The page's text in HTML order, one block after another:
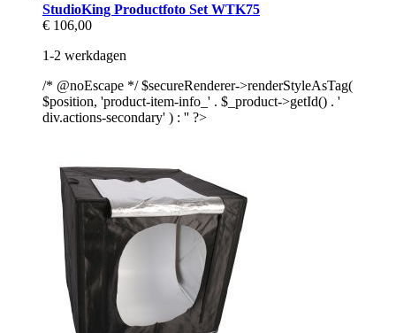
StudioKing Productfoto Set WTK75
€ 106,00
1-2 werkdagen
/* @noEscape */ $secureRenderer->renderStyleAsTag(
$position, 'product-item-info_' . $_product->getId() . '
div.actions-secondary' ) : '' ?>